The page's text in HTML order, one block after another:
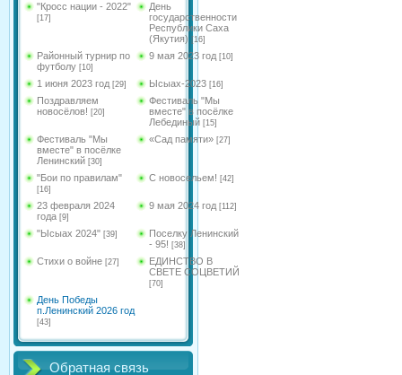
"Кросс нации - 2022"
[17]
День
государственности
Республики Саха
(Якутия) [16]
Районный турнир по
футболу [10]
9 мая 2023 год [10]
1 июня 2023 год [29] Ысыах-2023 [16]
Поздравляем
новосёлов! [20]
Фестиваль "Мы
вместе" в посёлке
Лебединый [15]
Фестиваль "Мы
вместе" в посёлке
Ленинский [30]
«Сад памяти» [27]
"Бои по правилам"
[16]
С новосельем! [42]
23 февраля 2024
года [9]
9 мая 2024 год [112]
"Ысыах 2024" [39]
Поселку Ленинский
- 95! [38]
Стихи о войне [27]
ЕДИНСТВО В
СВЕТЕ СОЦВЕТИЙ
[70]
День Победы
п.Ленинский 2026 год
[43]
Обратная связь